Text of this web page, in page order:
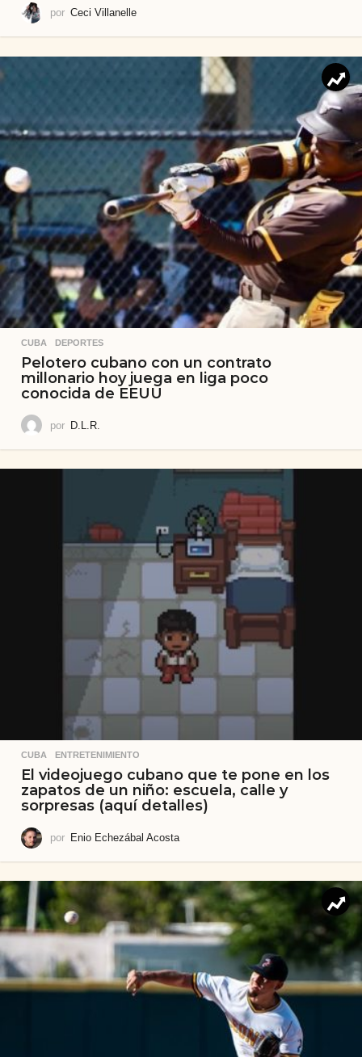
por Ceci Villanelle
CUBA ,DEPORTES
Pelotero cubano con un contrato
millonario hoy juega en liga poco
conocida de EEUU
por D.L.R.
CUBA ,ENTRETENIMIENTO
El videojuego cubano que te pone en los
zapatos de un niño: escuela, calle y
sorpresas (aquí detalles)
por Enio Echezábal Acosta